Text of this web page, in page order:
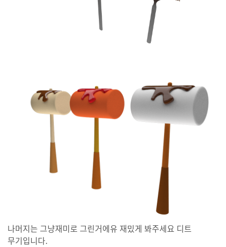
나머지는 그냥재미로 그린거에유 재밌게 봐주세요 디트
무기입니다.